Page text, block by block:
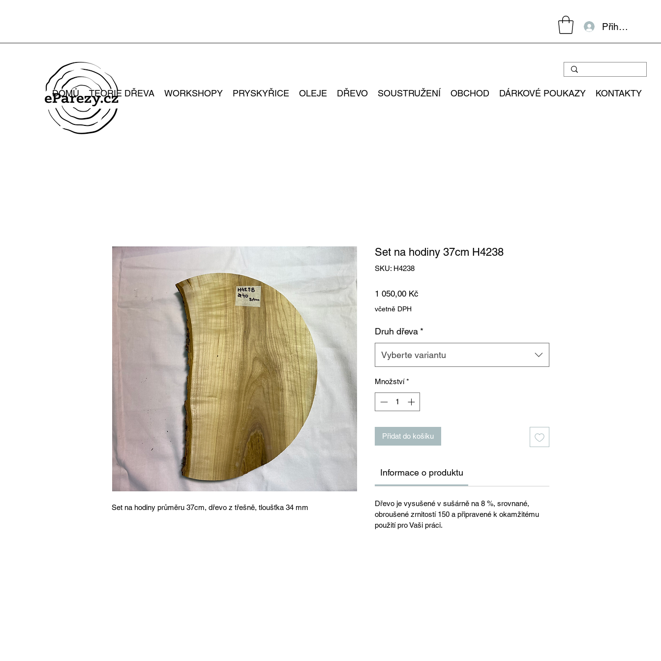
Přihlásit se
DOMŮ TEORIE DŘEVA WORKSHOPY PRYSKYŘICE OLEJE DŘEVO SOUSTRUŽENÍ OBCHOD DÁRKOVÉ POUKAZY KONTAKTY
Set na hodiny průměru 37cm, dřevo z třešně, tloušťka 34 mm
Set na hodiny 37cm H4238
SKU: H4238
1 050,00 Kč
včetně DPH
Druh dřeva *
Vyberte variantu
Množství *
Přidat do košíku
Informace o produktu
Dřevo je vysušené v sušárně na 8 %, srovnané,
obroušené zrnitostí 150 a připravené k okamžitému
použití pro Vaši práci.